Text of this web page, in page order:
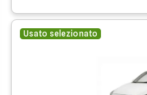
Usato selezionato